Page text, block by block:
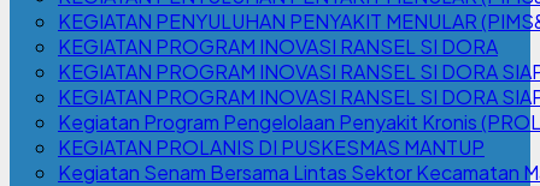
KEGIATAN PENYULUHAN PENYAKIT MENULAR
KEGIATAN PROGRAM INOVASI RANSEL SI DORA
KEGIATAN PROGRAM INOVASI RANSEL SI DORA
KEGIATAN PROGRAM INOVASI RANSEL SI DORA
Kegiatan Program Pengelolaan Penyakit Kronis
KEGIATAN PROLANIS DI PUSKESMAS MANTUP
Kegiatan Senam Bersama Lintas Sektor Kecamatan